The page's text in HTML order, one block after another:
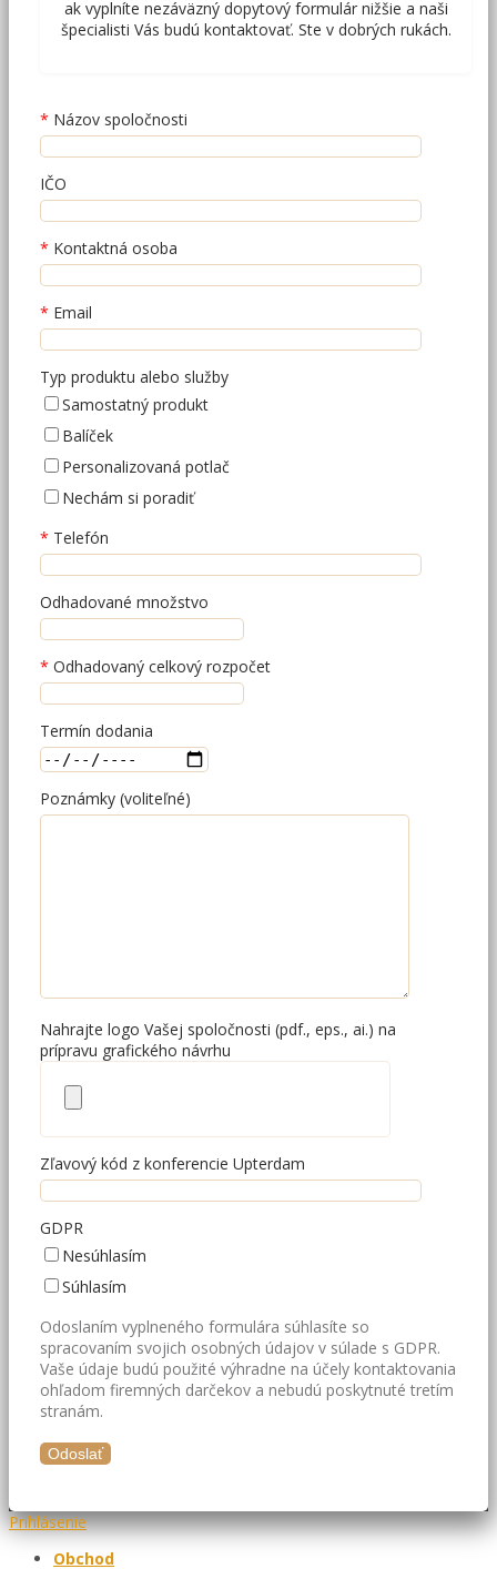
ak vyplníte nezáväzný dopytový formulár nižšie a naši
špecialisti Vás budú kontaktovať. Ste v dobrých rukách.
Názov spoločnosti
IČO
Kontaktná osoba
Email
Typ produktu alebo služby
Samostatný produkt
Balíček
Personalizovaná potlač
Nechám si poradiť
Telefón
Odhadované množstvo
Odhadovaný celkový rozpočet
Termín dodania
Poznámky (voliteľné)
Nahrajte logo Vašej spoločnosti (pdf., eps., ai.) na
prípravu grafického návrhu
Zľavový kód z konferencie Upterdam
GDPR
Nesúhlasím
Súhlasím
Odoslaním vyplneného formulára súhlasíte so
spracovaním svojich osobných údajov v súlade s GDPR.
Vaše údaje budú použité výhradne na účely kontaktovania
ohľadom firemných darčekov a nebudú poskytnuté tretím
stranám.
Prihlásenie
Obchod